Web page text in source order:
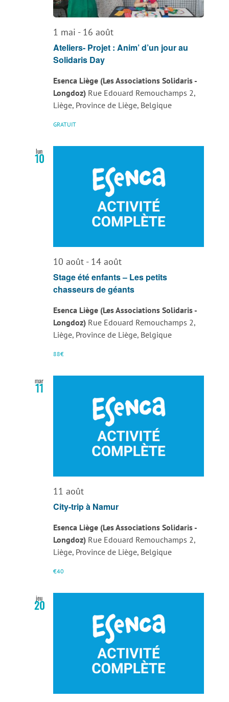
vues
1 mai - 16 août
Ateliers- Projet : Anim’ d’un jour au
Solidaris Day
Esenca Liège (Les Associations Solidaris -
Longdoz) Rue Edouard Remouchamps 2,
Liège, Province de Liège, Belgique
GRATUIT
lun
10
10 août- 14 août
Stage été enfants – Les petits
chasseurs de géants
Esenca Liège (Les Associations Solidaris -
Longdoz) Rue Edouard Remouchamps 2,
Liège, Province de Liège, Belgique
88€
mar
11
11 août
City-trip à Namur
Esenca Liège (Les Associations Solidaris -
Longdoz) Rue Edouard Remouchamps 2,
Liège, Province de Liège, Belgique
€40
jeu
20